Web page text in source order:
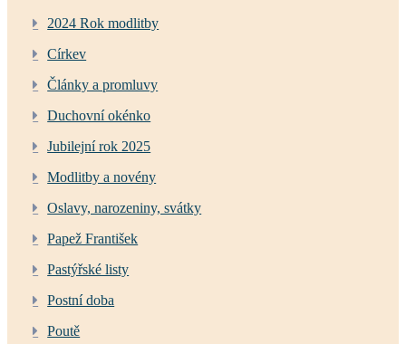
2024 Rok modlitby
Církev
Články a promluvy
Duchovní okénko
Jubilejní rok 2025
Modlitby a novény
Oslavy, narozeniny, svátky
Papež František
Pastýřské listy
Postní doba
Poutě